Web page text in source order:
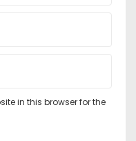
in this browser for the